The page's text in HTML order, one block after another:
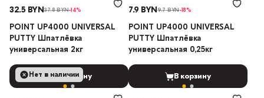
32.5 BYN37.8 BYN-14%
POINT UP4000 UNIVERSAL
PUTTY Шпатлёвка
универсальная 2кг
В корзину
7.9 BYN9.7 BYN-18%
POINT UP4000 UNIVERSAL
PUTTY Шпатлёвка
универсальная 0,25кг
В корзину
Нет в наличии